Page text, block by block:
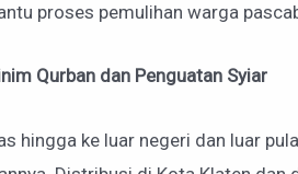
proses pemulihan warga
Qurban dan Penguatan Syiar
hingga ke luar negeri dan luar